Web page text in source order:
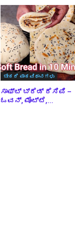
ಬೇಕರಿ ಪಾಕವಿಧಾನಗಳು
ಸಾಫ್ಟ್ ಬ್ರೆಡ್ ರೆಸಿಪಿ –
ಓವನ್, ಮೊಟ್ಟೆ,...